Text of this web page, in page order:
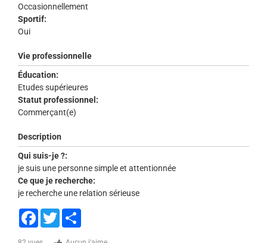
Occasionnellement
Sportif:
Oui
Vie professionnelle
Éducation:
Etudes supérieures
Statut professionnel:
Commerçant(e)
Description
Qui suis-je ?:
je suis une personne simple et attentionnée
Ce que je recherche:
je recherche une relation sérieuse
Facebook
Twitter